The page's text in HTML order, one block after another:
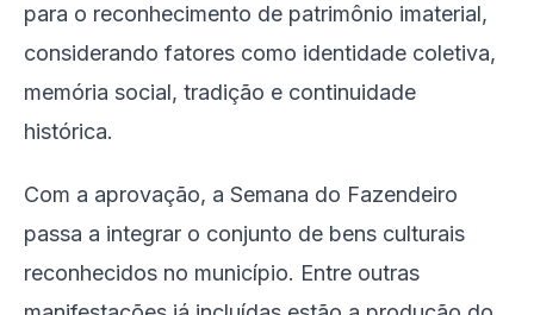
para o reconhecimento de patrimônio imaterial,
considerando fatores como identidade coletiva,
memória social, tradição e continuidade
histórica.
Com a aprovação, a Semana do Fazendeiro
passa a integrar o conjunto de bens culturais
reconhecidos no município. Entre outras